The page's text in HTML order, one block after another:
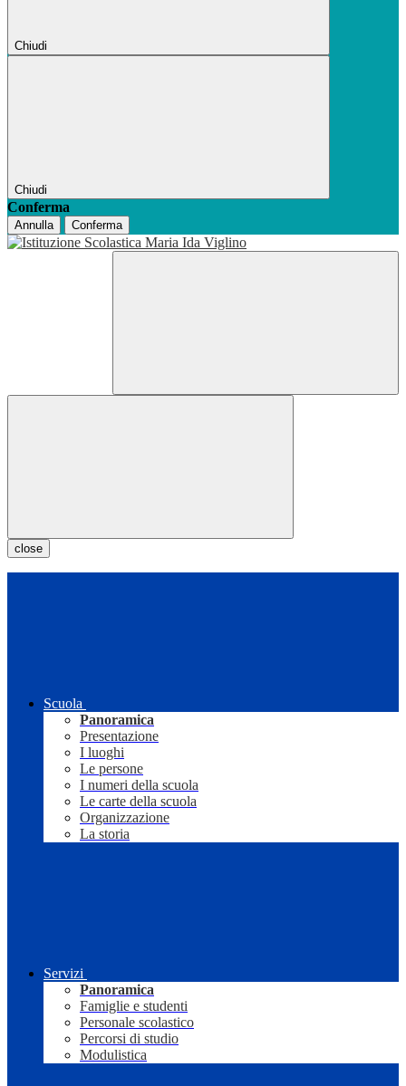
Chiudi
Chiudi
Conferma
Annulla Conferma
close
Scuola
Panoramica
Presentazione
I luoghi
Le persone
I numeri della scuola
Le carte della scuola
Organizzazione
La storia
Servizi
Panoramica
Famiglie e studenti
Personale scolastico
Percorsi di studio
Modulistica